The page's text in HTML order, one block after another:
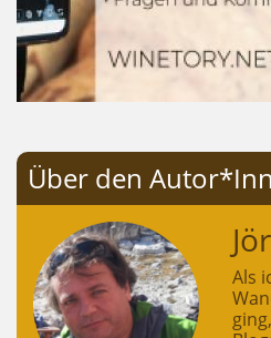
Über den
Als